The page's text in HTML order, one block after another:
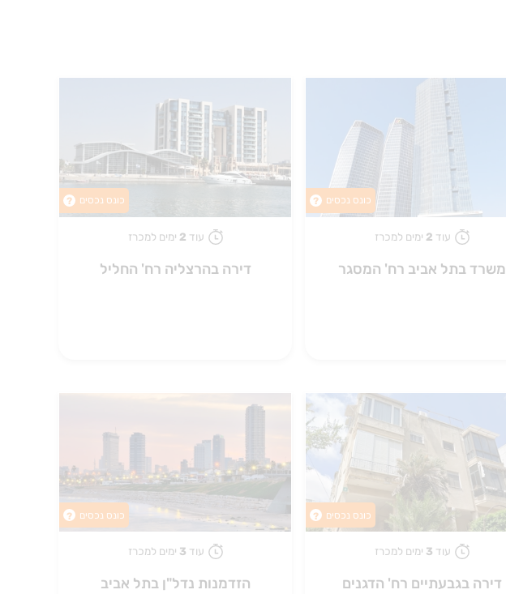
כונס נכסים ?
עוד 2 ימים למכרז
משרד בתל אביב רח' המסגר
כונס נכסים ?
עוד 2 ימים למכרז
דירה בהרצליה רח' החליל
כונס נכסים ?
עוד 3 ימים למכרז
דירה בגבעתיים רח' הדגנים
כונס נכסים ?
עוד 3 ימים למכרז
הזדמנות נדל"ן בתל אביב